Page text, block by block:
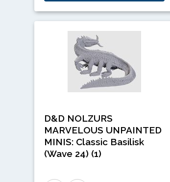
D&D NOLZURS
MARVELOUS UNPAINTED
MINIS: Classic Basilisk
(Wave 24) (1)